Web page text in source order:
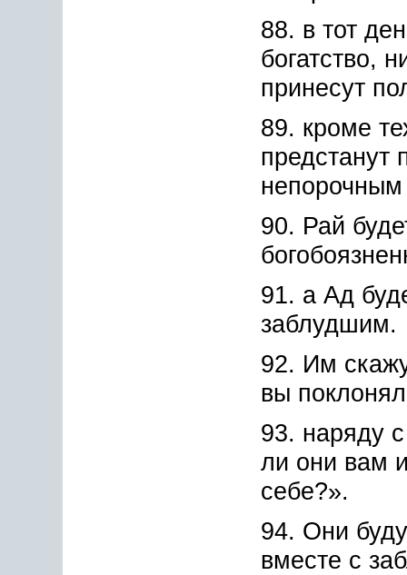
88. в тот
богатство,
принесут
89. кроме
предстанут
90. Рай
91. а Ад
заблудшим.
92. Им
вы
93. наряду
ли они вам
себе?».
94. Они
вместе с